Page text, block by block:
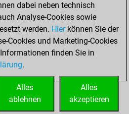
0
0
dabei neben technisch
Analyse-Cookies sowie
werden. Hierkönnen Sie der
Cookies und Marketing-Cookies
finden Sie in
.
Alles
akzeptieren
Alles
ablehnen